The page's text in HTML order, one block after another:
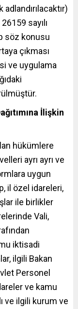
sayılı
söz konusu
çıkması
ve uygulama
İlişkin
hükümlere
ayrı ayrı ve
uygun
il özel idareleri,
ile birlikler
Vali,
iktisadi
ilgili Bakan
Personel
ve kamu
ve ilgili kurum ve